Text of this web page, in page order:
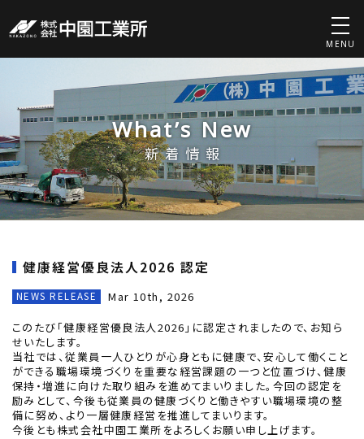
MENU
What’s New
新着情報
健康経営優良法人2026 認定
NEWS RELEASE
Mar 10th, 2026
このたび「健康経営優良法人2026」に認定されましたので、お知ら
せいたします。
当社では、従業員一人ひとりが心身ともに健康で、安心して働くこと
ができる職場環境づくりを重要な経営課題の一つと位置づけ、健康
保持・増進に向けた取り組みを進めてまいりました。今回の認定を
励みとして、今後も従業員の健康づくりと働きやすい職場環境の整
備に努め、より一層健康経営を推進してまいります。
今後とも株式会社中園工業所をよろしくお願い申し上げます。